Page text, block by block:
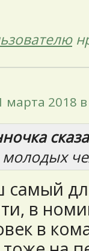
марта 2018
молодых
самый
в
в